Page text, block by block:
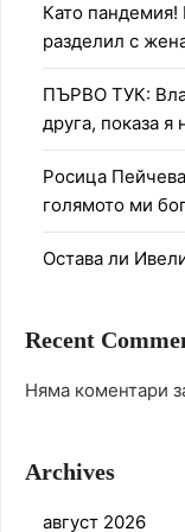
Като
разделил с
ПЪРВО ТУК:
друга, показа
Росица
голямото ми
Остава ли
Recent
Няма коментари
Archives
август 2026